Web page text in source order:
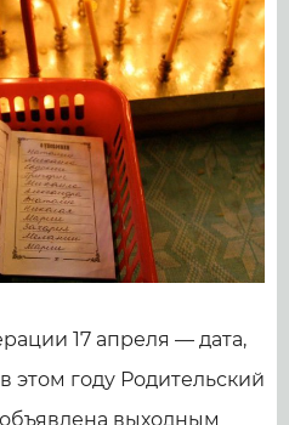
17 апреля — дата,
этом году Родительский
выходным